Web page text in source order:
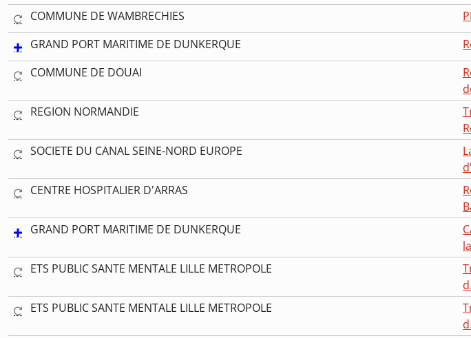
COMMUNE DE WAMBRECHIES
GRAND PORT MARITIME DE DUNKERQUE
COMMUNE DE DOUAI
REGION NORMANDIE
SOCIETE DU CANAL SEINE-NORD EUROPE
CENTRE HOSPITALIER D'ARRAS
GRAND PORT MARITIME DE DUNKERQUE
ETS PUBLIC SANTE MENTALE LILLE METROPOLE
ETS PUBLIC SANTE MENTALE LILLE METROPOLE